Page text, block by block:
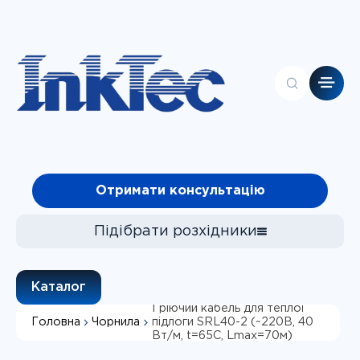
Отримати консультацію
Підібрати розхідники
Підібрати
Фотопапір
СБПЧ
Головна
Контакти
Клієнтам
Каталог
Головна Чорнила
Гріючий кабель для теплої
підлоги SRL40-2 (~220В, 40
Вт/м, t=65C, Lmax=70м)